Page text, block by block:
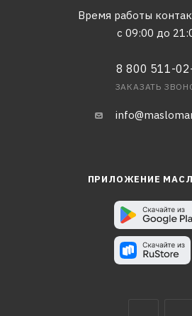
Время работы
с 09:00 до
8 800 511-
ЗАКАЗАТЬ
ПРИЛОЖЕНИЕ